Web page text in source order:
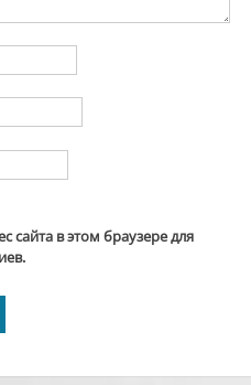
сайта в этом браузере для